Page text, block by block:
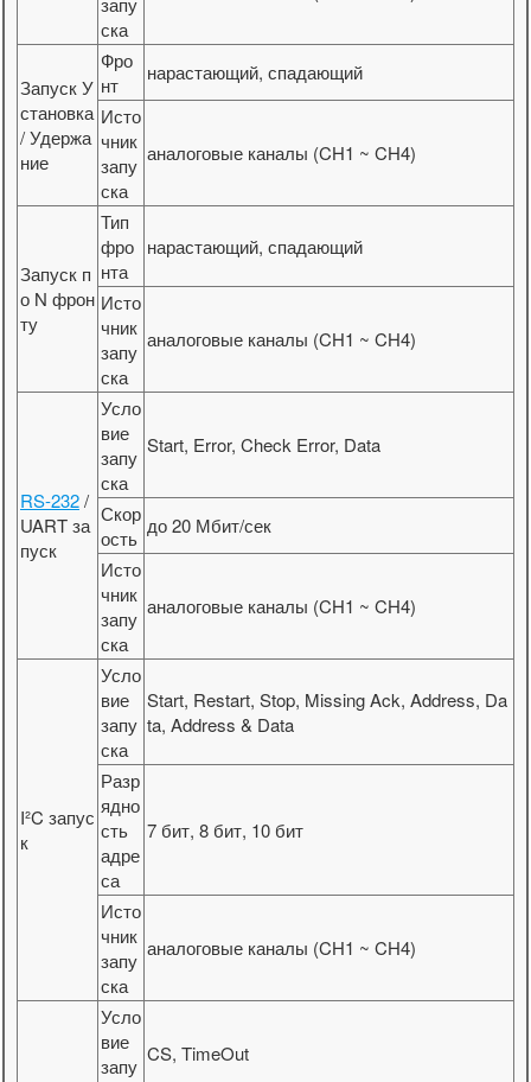
ска
Запуск У
становка
/ Удержа
ние
Фро
нт
нарастающий, спадающий
Исто
чник
запу
ска
аналоговые каналы (CH1 ~ CH4)
Запуск п
о N фрон
ту
Тип
фро
нта
нарастающий, спадающий
Исто
чник
запу
ска
аналоговые каналы (CH1 ~ CH4)
RS-232/
UART за
пуск
Усло
вие
запу
ска
Start, Error, Check Error, Data
Скор
ость
до 20 Мбит/сек
Исто
чник
запу
ска
аналоговые каналы (CH1 ~ CH4)
I²C запус
к
Усло
вие
запу
ска
Start, Restart, Stop, Missing Ack, Address, Da
ta, Address & Data
Разр
ядно
сть
адре
са
7 бит, 8 бит, 10 бит
Исто
чник
запу
ска
аналоговые каналы (CH1 ~ CH4)
Усло
вие
запу
CS, TimeOut